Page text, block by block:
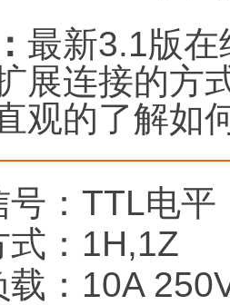
最新3.1版
展连接的方
观的了解如
号：TTL电平
式：1H,1Z
载：10A